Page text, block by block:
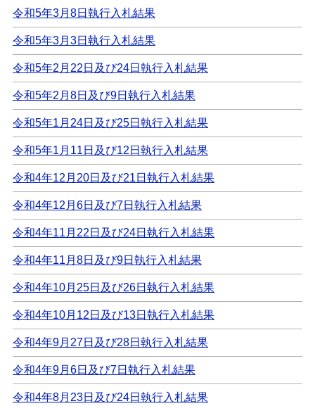
令和5年3月8日執行入札結果
令和5年3月3日執行入札結果
令和5年2月22日及び24日執行入札結果
令和5年2月8日及び9日執行入札結果
令和5年1月24日及び25日執行入札結果
令和5年1月11日及び12日執行入札結果
令和4年12月20日及び21日執行入札結果
令和4年12月6日及び7日執行入札結果
令和4年11月22日及び24日執行入札結果
令和4年11月8日及び9日執行入札結果
令和4年10月25日及び26日執行入札結果
令和4年10月12日及び13日執行入札結果
令和4年9月27日及び28日執行入札結果
令和4年9月6日及び7日執行入札結果
令和4年8月23日及び24日執行入札結果